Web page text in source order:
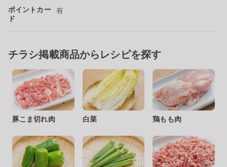
ポイントカー
ド
有
チラシ掲載商品からレシピを探す
豚こま切れ肉 白菜 鶏もも肉